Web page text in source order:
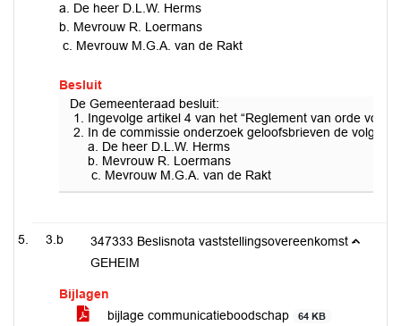
a. De heer D.L.W. Herms
b. Mevrouw R. Loermans
c. Mevrouw M.G.A. van de Rakt
Besluit
De Gemeenteraad besluit:
Ingevolge artikel 4 van het “Reglement van orde
In de commissie onderzoek geloofsbrieven de
a. De heer D.L.W. Herms
b. Mevrouw R. Loermans
c. Mevrouw M.G.A. van de Rakt
3.b
347333 Beslisnota vaststellingsovereenkomst -
GEHEIM
Bijlagen
bijlage communicatieboodschap
64 KB